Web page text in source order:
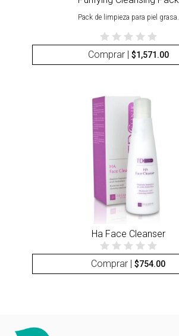
Pack de limpieza para piel grasa.
Comprar | $1,571.00
Ha Face Cleanser
Comprar |$754.00